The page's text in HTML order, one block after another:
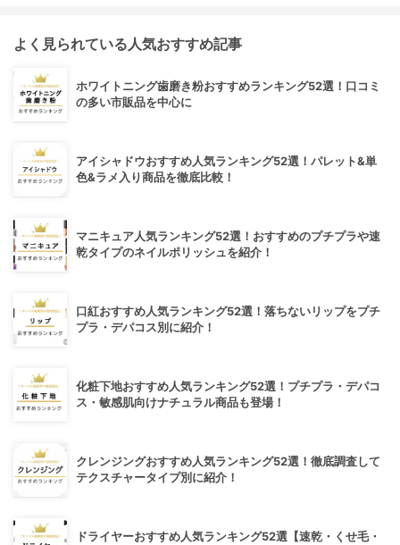
よく見られている人気おすすめ記事
ホワイトニング歯磨き粉おすすめランキング52選！口コミ
の多い市販品を中心に
アイシャドウおすすめ人気ランキング52選！パレット&単
色&ラメ入り商品を徹底比較！
マニキュア人気ランキング52選！おすすめのプチプラや速
乾タイプのネイルポリッシュを紹介！
口紅おすすめ人気ランキング52選！落ちないリップをプチ
プラ・デパコス別に紹介！
化粧下地おすすめ人気ランキング52選！プチプラ・デパコ
ス・敏感肌向けナチュラル商品も登場！
クレンジングおすすめ人気ランキング52選！徹底調査して
テクスチャータイプ別に紹介！
ドライヤーおすすめ人気ランキング52選【速乾・くせ毛・